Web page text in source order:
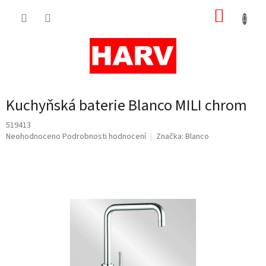
Kuchyňská baterie Blanco MILI chrom
519413
Průměrné
Neohodnoceno Podrobnosti hodnocení Značka: Blanco